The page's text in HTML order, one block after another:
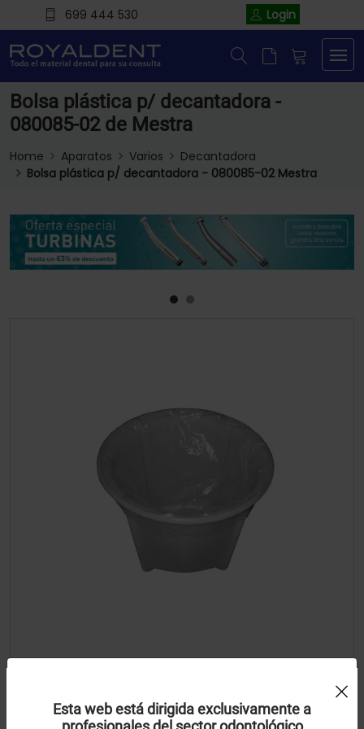
699 444 530 Login
Bolsa plástica p/ decantadora -
080085-02 de Mestra
Home Aparatos Varios
Decantadora
Bolsa plástica p/ decantadora - 080085-02 Mestra
Bolsa plástica p/ decantadora - 080085-02
Esta web está dirigida exclusivamente a